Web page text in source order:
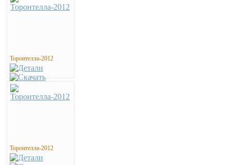
Торонтелла-2012
Торонтелла-2012